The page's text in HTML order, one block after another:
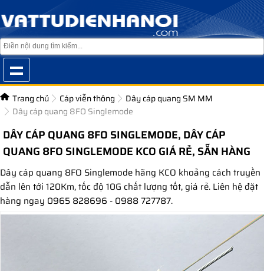
Trang chủ Cáp viễn thông
Dây cáp quang SM MM
Dây cáp quang 8FO Singlemode
DÂY CÁP QUANG 8FO SINGLEMODE, DÂY CÁP
QUANG 8FO SINGLEMODE KCO GIÁ RẺ, SẴN HÀNG
Dây cáp quang 8FO Singlemode hãng KCO khoảng cách truyền
dẫn lên tới 120Km, tốc độ 10G chất lượng tốt, giá rẻ. Liên hệ đặt
hàng ngay 0965 828696 - 0988 727787.